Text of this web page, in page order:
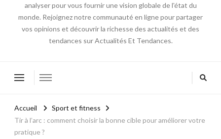
analyser pour vous fournir une vision globale de l'état du
monde. Rejoignez notre communauté en ligne pour partager
vos opinions et découvrir la richesse des actualités et des
tendances sur Actualités Et Tendances.
Accueil
Sport et fitness
Tir à l’arc : comment choisir la bonne cible pour améliorer votre
pratique ?